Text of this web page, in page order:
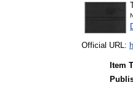
Official URL:
Item